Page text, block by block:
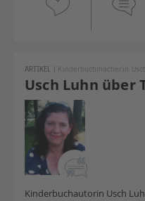
Usch Luhn über
ARTIKEL | Kinderbuchmacherin
Kinderbuchautorin Usch